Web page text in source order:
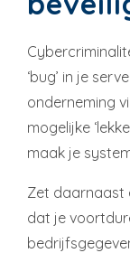
‘bug’ in je
onderneming
mogelijke
maak je
Zet daarnaast
dat je